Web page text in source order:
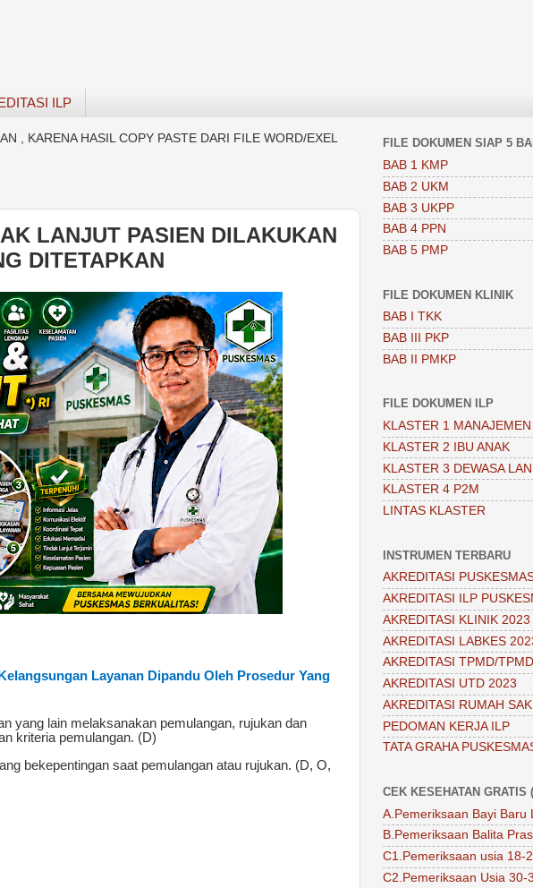
ILP
, KARENA HASIL COPY PASTE DARI FILE WORD/EXEL
LANJUT PASIEN DILAKUKAN
DITETAPKAN
Layanan Dipandu Oleh Prosedur Yang
yang lain melaksanakan pemulangan, rujukan dan
kriteria pemulangan. (D)
bekepentingan saat pemulangan atau rujukan. (D, O,
FILE DOKUMEN SIAP 5
BAB 1 KMP
BAB 2 UKM
BAB 3 UKPP
BAB 4 PPN
BAB 5 PMP
FILE DOKUMEN KLINIK
BAB I TKK
BAB III PKP
BAB II PMKP
FILE DOKUMEN ILP
KLASTER 1 MANAJEMEN
KLASTER 2 IBU ANAK
KLASTER 3 DEWASA
KLASTER 4 P2M
LINTAS KLASTER
INSTRUMEN TERBARU
AKREDITASI
AKREDITASI ILP
AKREDITASI KLINIK 2023
AKREDITASI LABKES
AKREDITASI TPMD/
AKREDITASI UTD 2023
AKREDITASI RUMAH
PEDOMAN KERJA ILP
TATA GRAHA
CEK KESEHATAN GRATIS
A.Pemeriksaan Bayi Baru
B.Pemeriksaan Balita
C1.Pemeriksaan usia 18-
C2.Pemeriksaan Usia 30-